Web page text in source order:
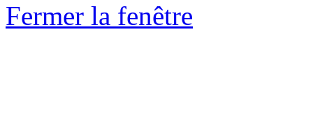
Fermer la fenêtre